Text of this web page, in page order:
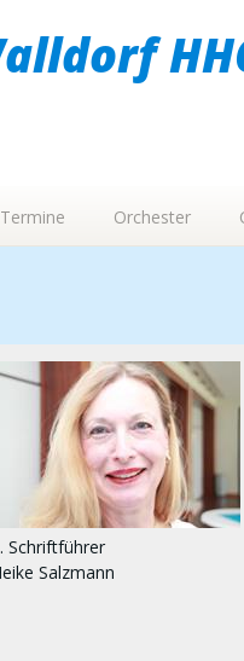
Termine Orchester
Schriftführer
Salzmann